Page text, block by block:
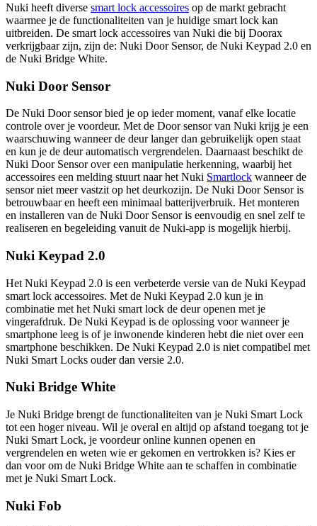
Nuki heeft diverse smart lock accessoires op de markt gebracht
waarmee je de functionaliteiten van je huidige smart lock kan
uitbreiden. De smart lock accessoires van Nuki die bij Doorax
verkrijgbaar zijn, zijn de: Nuki Door Sensor, de Nuki Keypad 2.0 en
de Nuki Bridge White.
Nuki Door Sensor
De Nuki Door sensor bied je op ieder moment, vanaf elke locatie
controle over je voordeur. Met de Door sensor van Nuki krijg je een
waarschuwing wanneer de deur langer dan gebruikelijk open staat
en kun je de deur automatisch vergrendelen. Daarnaast beschikt de
Nuki Door Sensor over een manipulatie herkenning, waarbij het
accessoires een melding stuurt naar het Nuki Smartlock wanneer de
sensor niet meer vastzit op het deurkozijn. De Nuki Door Sensor is
betrouwbaar en heeft een minimaal batterijverbruik. Het monteren
en installeren van de Nuki Door Sensor is eenvoudig en snel zelf te
realiseren en begeleiding vanuit de Nuki-app is mogelijk hierbij.
Nuki Keypad 2.0
Het Nuki Keypad 2.0 is een verbeterde versie van de Nuki Keypad
smart lock accessoires. Met de Nuki Keypad 2.0 kun je in
combinatie met het Nuki smart lock de deur openen met je
vingerafdruk. De Nuki Keypad is de oplossing voor wanneer je
smartphone leeg is of je inwonende kinderen hebt die niet over een
smartphone beschikken. De Nuki Keypad 2.0 is niet compatibel met
Nuki Smart Locks ouder dan versie 2.0.
Nuki Bridge White
Je Nuki Bridge brengt de functionaliteiten van je Nuki Smart Lock
tot een hoger niveau. Wil je overal en altijd op afstand toegang tot je
Nuki Smart Lock, je voordeur online kunnen openen en
vergrendelen en weten wie er gekomen en vertrokken is? Kies er
dan voor om de Nuki Bridge White aan te schaffen in combinatie
met je Nuki Smart Lock.
Nuki Fob